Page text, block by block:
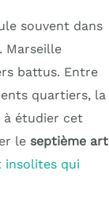
souvent dans
Marseille
battus. Entre
quartiers, la
à étudier cet
le septième art
insolites qui